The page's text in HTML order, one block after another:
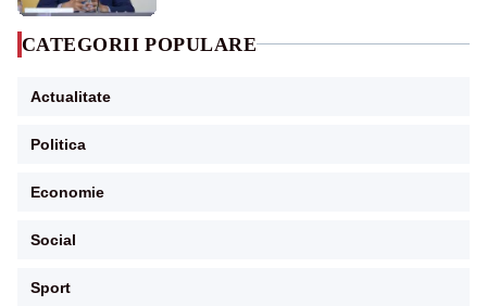
CATEGORII POPULARE
Actualitate
Politica
Economie
Social
Sport